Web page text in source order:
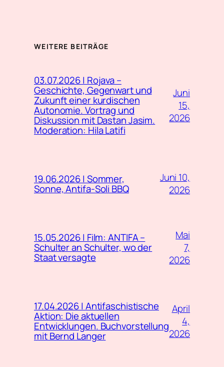
WEITERE BEITRÄGE
03.07.2026 | Rojava –
Geschichte, Gegenwart und
Zukunft einer kurdischen
Autonomie. Vortrag und
Diskussion mit Dastan Jasim.
Moderation: Hila Latifi
Juni
15,
2026
19.06.2026 | Sommer,
Sonne, Antifa-Soli BBQ
Juni 10,
2026
15.05.2026 | Film: ANTIFA –
Schulter an Schulter, wo der
Staat versagte
Mai
7,
2026
17.04.2026 | Antifaschistische
Aktion: Die aktuellen
Entwicklungen. Buchvorstellung
mit Bernd Langer
April
4,
2026